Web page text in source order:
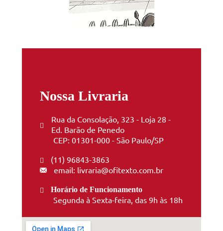
Nossa Livraria
Rua da Consolação, 323 - Loja 28 -
Ed. Barão de Penedo
CEP: 01301-000 - São Paulo/SP
(11) 96843-3863
email: livraria@ofitexto.com.br
Horário de Funcionamento
Segunda à Sexta-feira, das 9h às 18h